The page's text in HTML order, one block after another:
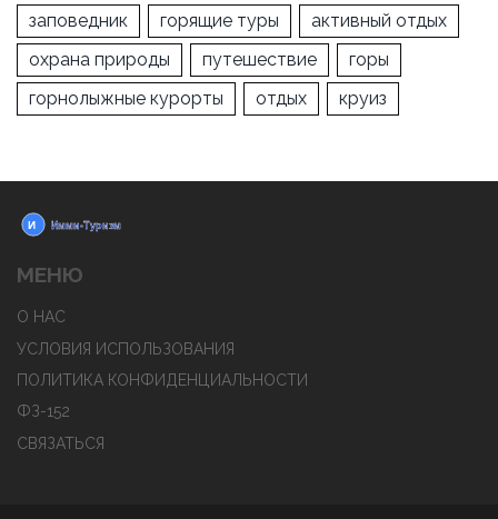
заповедник
горящие туры
активный отдых
охрана природы
путешествие
горы
горнолыжные курорты
отдых круиз
МЕНЮ
О НАС
УСЛОВИЯ ИСПОЛЬЗОВАНИЯ
ПОЛИТИКА КОНФИДЕНЦИАЛЬНОСТИ
ФЗ-152
СВЯЗАТЬСЯ